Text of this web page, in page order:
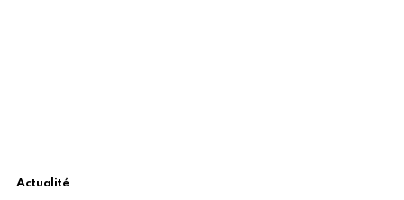
Actualité